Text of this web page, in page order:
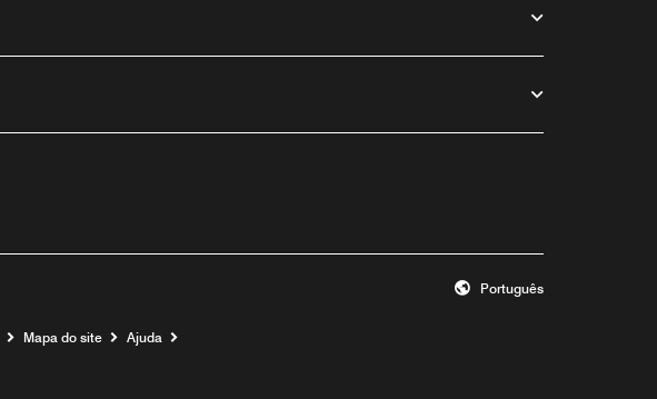
Português
Mapa do site Ajuda